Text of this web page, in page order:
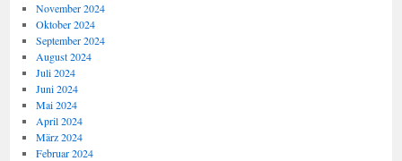
November 2024
Oktober 2024
September 2024
August 2024
Juli 2024
Juni 2024
Mai 2024
April 2024
März 2024
Februar 2024